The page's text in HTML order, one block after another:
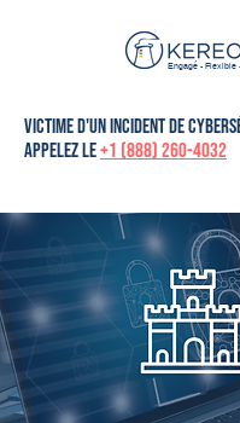
Engagé - Flexible
victime d'un incident de
Appelez le+1 (888) 260-4032